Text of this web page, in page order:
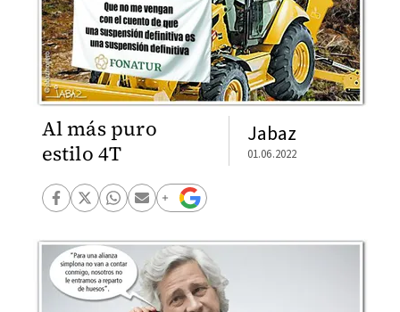
Al más puro
estilo 4T
Jabaz
01.06.2022